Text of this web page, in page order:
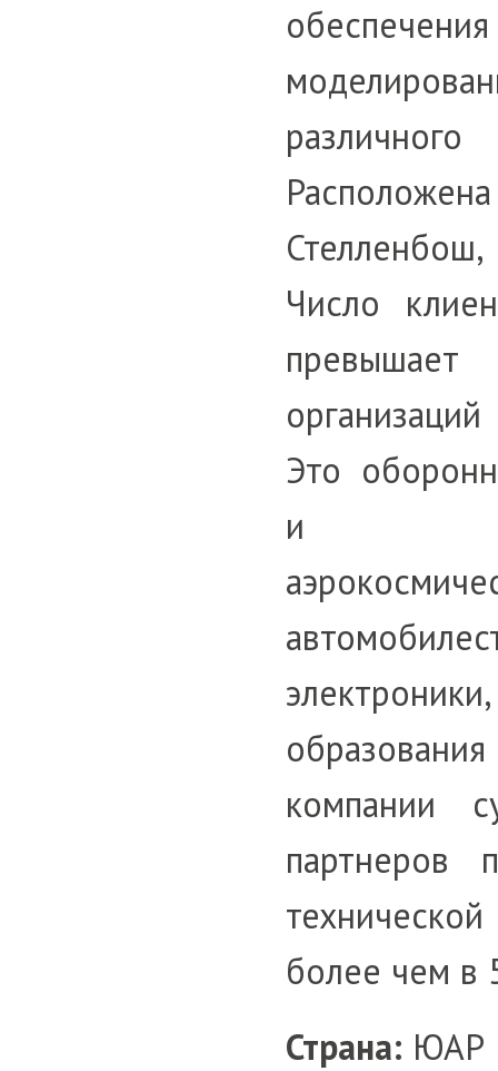
Число
Это
и
компании
партнеров
более чем в
Страна: ЮАР